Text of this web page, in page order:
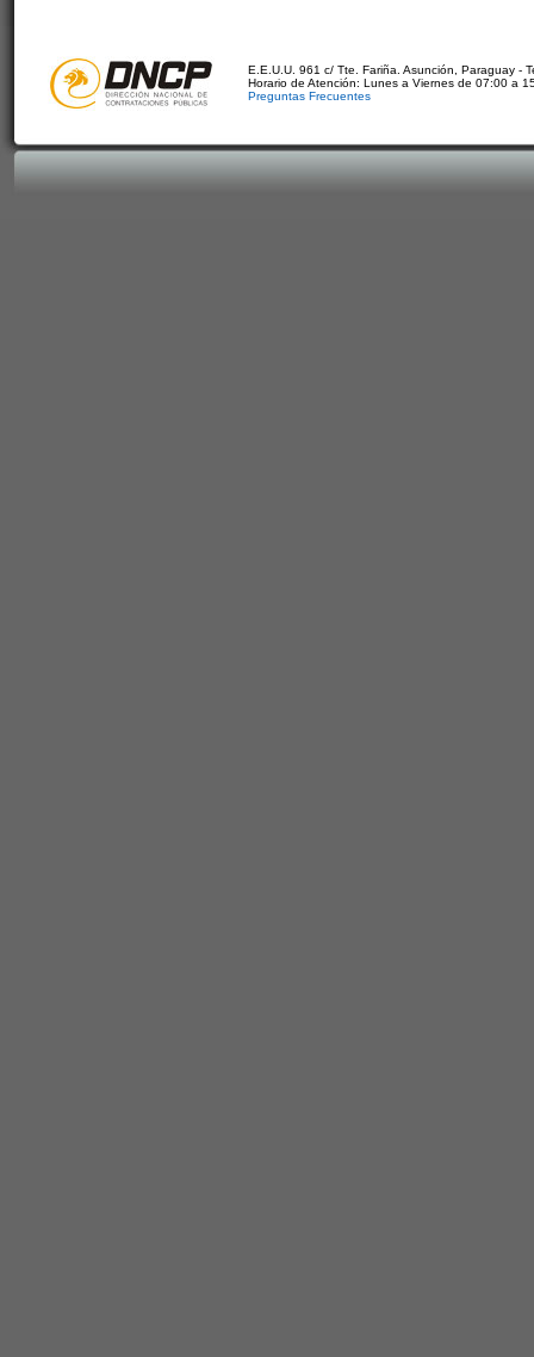
E.E.U.U. 961 c/ Tte. Fariña. Asunción, Paraguay -
Horario de Atención: Lunes a Viernes de 07:00 a
Preguntas Frecuentes